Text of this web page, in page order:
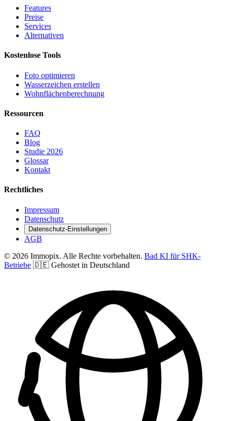
Features
Preise
Services
Alternativen
Kostenlose Tools
Foto optimieren
Wasserzeichen erstellen
Wohnflächen­berechnung
Ressourcen
FAQ
Blog
Studie 2026
Glossar
Kontakt
Rechtliches
Impressum
Datenschutz
Datenschutz-Einstellungen
AGB
© 2026 Immopix. Alle Rechte vorbehalten. Bad KI für SHK-
Betriebe 🇩🇪 Gehostet in Deutschland